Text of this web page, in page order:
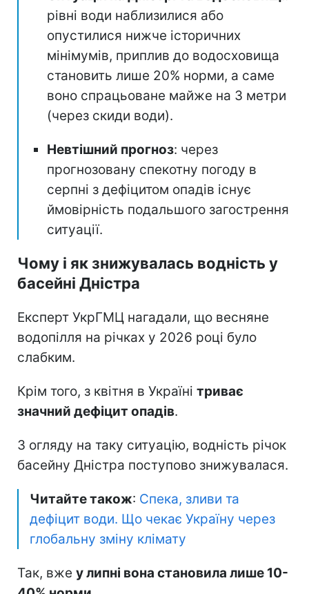
рівні води наблизилися або
опустилися нижче історичних
мінімумів, приплив до водосховища
становить лише 20% норми, а саме
воно спрацьоване майже на 3 метри
(через скиди води).
Невтішний прогноз: через
прогнозовану спекотну погоду в
серпні з дефіцитом опадів існує
ймовірність подальшого загострення
ситуації.
Чому і як знижувалась водність у
басейні Дністра
Експерт УкрГМЦ нагадали, що весняне
водопілля на річках у 2026 році було
слабким.
Крім того, з квітня в Україні триває
значний дефіцит опадів.
З огляду на таку ситуацію, водність річок
басейну Дністра поступово знижувалася.
Читайте також: Спека, зливи та
дефіцит води. Що чекає Україну через
глобальну зміну клімату
Так, вже у липні вона становила лише 10-